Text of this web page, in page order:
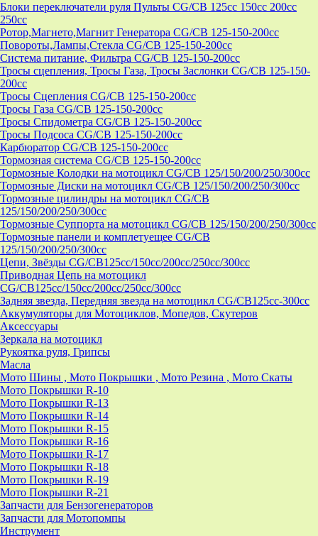
Блоки переключатели руля Пульты CG/CB 125cc 150cc 200cc
250cc
Ротор,Магнето,Магнит Генератора CG/CB 125-150-200cc
Повороты,Лампы,Стекла CG/CB 125-150-200cc
Система питание, Фильтра CG/CB 125-150-200cc
Тросы сцепления, Тросы Газа, Тросы Заслонки CG/CB 125-150-
200cc
Тросы Сцепления CG/CB 125-150-200cc
Тросы Газа CG/CB 125-150-200cc
Тросы Спидометра CG/CB 125-150-200cc
Тросы Подсоса CG/CB 125-150-200cc
Карбюратор CG/CB 125-150-200cc
Тормозная система CG/CB 125-150-200cc
Тормозные Колодки на мотоцикл CG/CB 125/150/200/250/300cc
Тормозные Диски на мотоцикл CG/CB 125/150/200/250/300cc
Тормозные цилиндры на мотоцикл CG/CB
125/150/200/250/300cc
Тормозные Суппорта на мотоцикл CG/CB 125/150/200/250/300cc
Тормозные панели и комплетуещее CG/CB
125/150/200/250/300cc
Цепи, Звёзды CG/CB125cc/150cc/200cc/250cc/300cc
Приводная Цепь на мотоцикл
CG/CB125cc/150cc/200cc/250cc/300cc
Задняя звезда, Передняя звезда на мотоцикл CG/CB125cc-300сс
Аккумуляторы для Мотоциклов, Мопедов, Скутеров
Аксессуары
Зеркала на мотоцикл
Рукоятка руля, Грипсы
Масла
Мото Шины , Мото Покрышки , Мото Резина , Мото Скаты
Мото Покрышки R-10
Мото Покрышки R-13
Мото Покрышки R-14
Мото Покрышки R-15
Мото Покрышки R-16
Мото Покрышки R-17
Мото Покрышки R-18
Мото Покрышки R-19
Мото Покрышки R-21
Запчасти для Бензогенераторов
Запчасти для Мотопомпы
Инструмент